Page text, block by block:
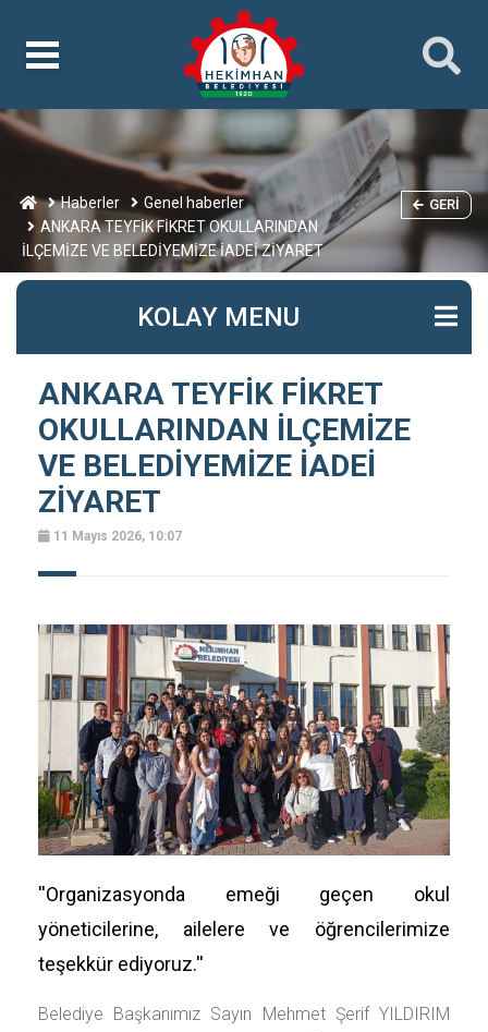
Haberler
Genel haberler
ANKARA TEYFİK FİKRET OKULLARINDAN
İLÇEMİZE VE BELEDİYEMİZE İADEİ ZİYARET
GERI
KOLAY MENU
ANKARA TEYFİK FİKRET
OKULLARINDAN İLÇEMİZE
VE BELEDİYEMİZE İADEİ
ZİYARET
11 Mayıs 2026, 10:07
''Organizasyonda emeği geçen okul
yöneticilerine, ailelere ve öğrencilerimize
teşekkür ediyoruz.''
Belediye Başkanımız Sayın Mehmet Şerif YILDIRIM